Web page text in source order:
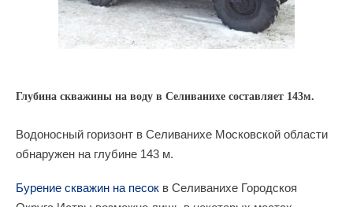
Глубина скважины на воду в Селиванихе составляет 143м.
Водоносный горизонт в Селиванихе Московской области
обнаружен на глубине 143 м.
Бурение скважин на песок в Селиванихе Городскоя